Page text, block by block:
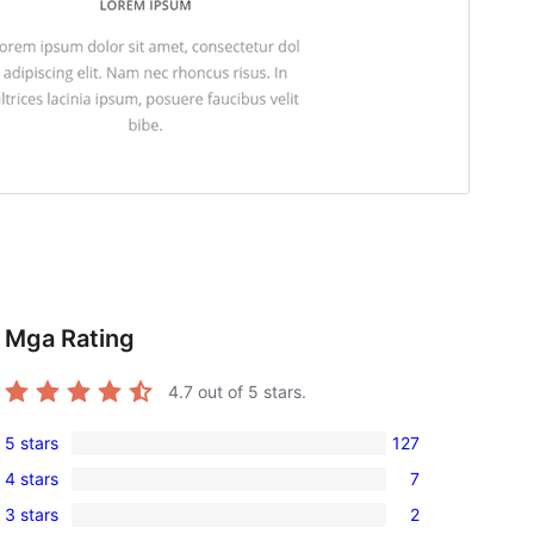
Mga Rating
4.7 out of 5 stars.
127
5-
star
5 stars 127
7
4-
4 stars 7
2
3 stars 2